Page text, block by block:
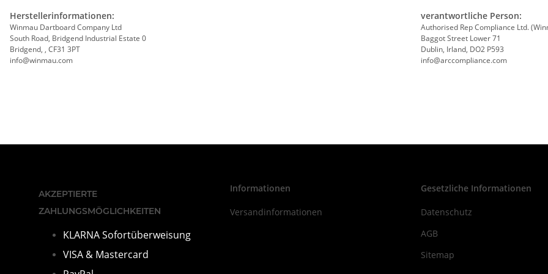
Herstellerinformationen:
Winmau Dartboard Company Ltd
South Road, Bridgend Industrial Estate 0
Bridgend, , CF31 3PT
info@winmau.com
verantwortliche Person:
Authorised Rep Compliance Ltd.
Baggot Street Lower 71
Dublin, Irland, DO2 P593
info@arccompliance.com
AKZEPTIERTE
ZAHLUNGSMÖGLICHKEITEN
KLARNA Sofortüberweisung
VISA & Mastercard
Informationen
Versandinformationen
Gesetzliche Informationen
Datenschutz
AGB
Sitemap